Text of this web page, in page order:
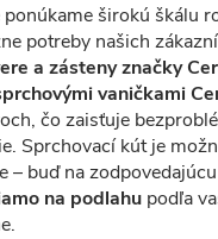
širokú škálu
potreby našich
a zásteny značky
vaničkami
čo zaisťuje
Sprchovací kút je
– buď na zodpovedajúcu
na podlahu podľa